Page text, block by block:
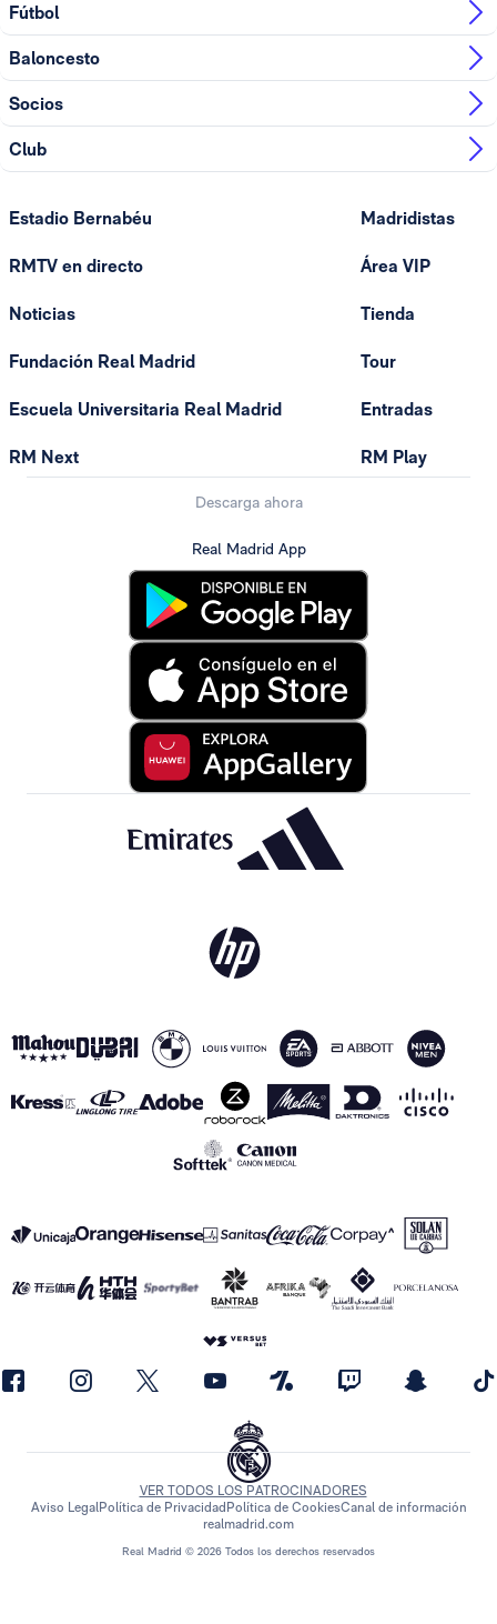
Fútbol
Baloncesto
Socios
Club
Estadio Bernabéu
RMTV en directo
Noticias
Fundación Real Madrid
Escuela Universitaria Real Madrid
RM Next
Madridistas
Área VIP
Tienda
Tour
Entradas
RM Play
Descarga ahora
Real Madrid App
Real Madrid © 2026 Todos los derechos reservados
VER TODOS LOS PATROCINADORES
Aviso LegalPolítica de Privacidad Política de CookiesCanal de información
realmadrid.com